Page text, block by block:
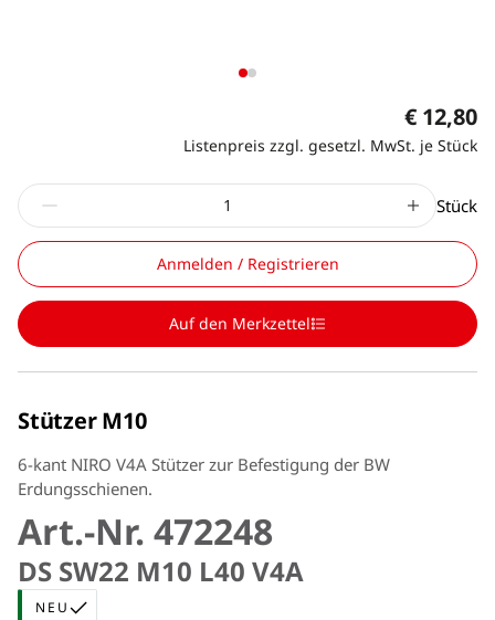
€ 12,80
Listenpreis zzgl. gesetzl. MwSt. je Stück
Stück
Anmelden / Registrieren
Auf den Merkzettel
Stützer M10
6-kant NIRO V4A Stützer zur Befestigung der BW
Erdungsschienen.
Art.-Nr. 472248
DS SW22 M10 L40 V4A
NEU